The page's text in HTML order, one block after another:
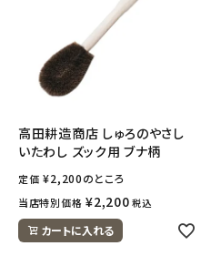
高田耕造商店 しゅろのやさし
いたわし ズック用 ブナ柄
定価 ¥2,200のところ
当店特別価格 ¥2,200 税込
カートに入れる